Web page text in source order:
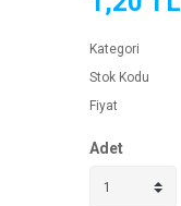
Kategori
Stok Kodu
Fiyat
Adet